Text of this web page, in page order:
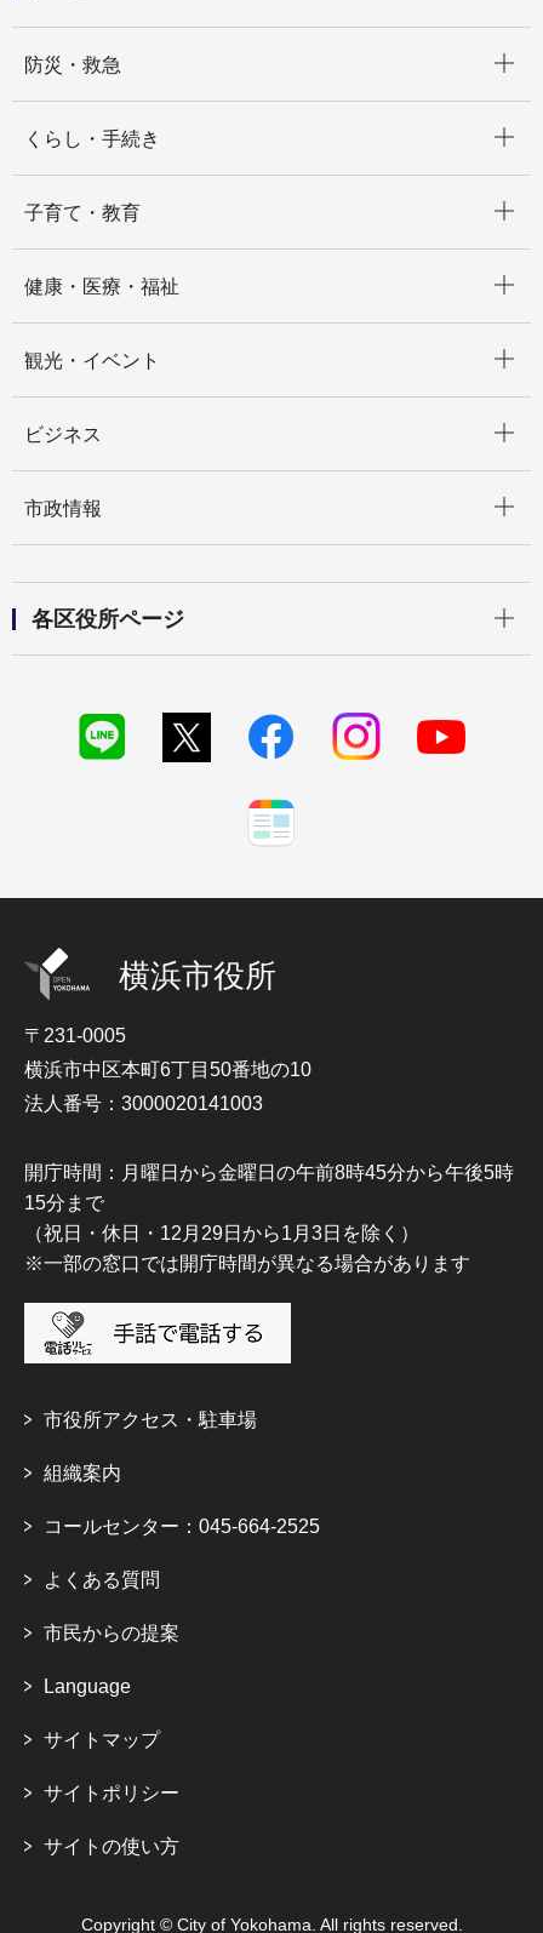
防災・救急
くらし・手続き
子育て・教育
健康・医療・福祉
観光・イベント
ビジネス
市政情報
各区役所ページ
横浜市役所
〒231-0005
横浜市中区本町6丁目50番地の10
法人番号：3000020141003
開庁時間：月曜日から金曜日の午前8時45分から午後5時
15分まで
（祝日・休日・12月29日から1月3日を除く）
※一部の窓口では開庁時間が異なる場合があります
市役所アクセス・駐車場
組織案内
コールセンター：045-664-2525
よくある質問
市民からの提案
Language
サイトマップ
サイトポリシー
サイトの使い方
Copyright © City of Yokohama. All rights reserved.